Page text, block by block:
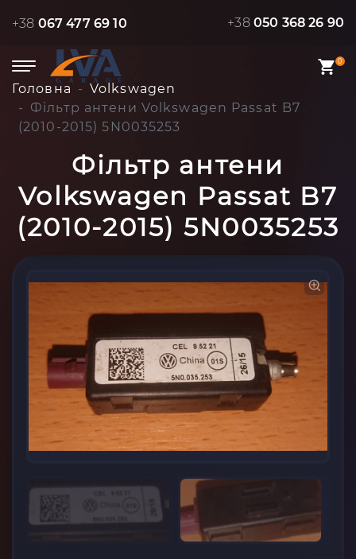
+38 067 477 69 10 +38 050 368 26 90
0
Головна
Volkswagen
Фільтр антени Volkswagen Passat B7
(2010-2015) 5N0035253
Фільтр антени
Volkswagen Passat B7
(2010-2015) 5N0035253